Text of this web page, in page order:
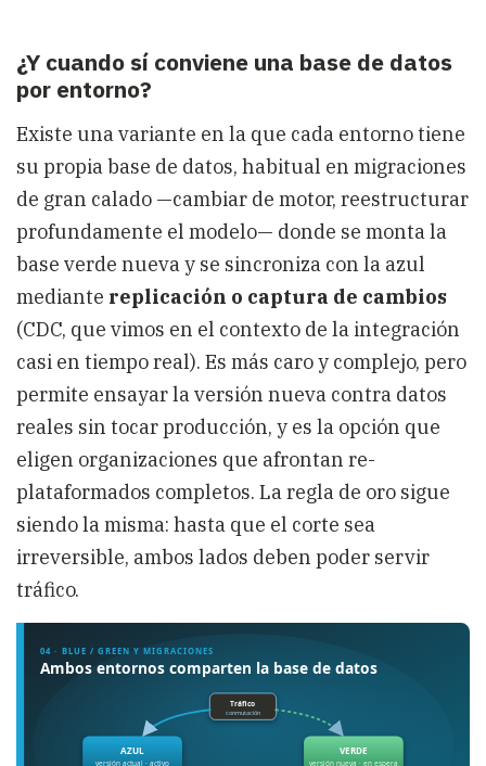
¿Y cuando sí conviene una base de datos
por entorno?
Existe una variante en la que cada entorno tiene
su propia base de datos, habitual en migraciones
de gran calado —cambiar de motor, reestructurar
profundamente el modelo— donde se monta la
base verde nueva y se sincroniza con la azul
mediante replicación o captura de cambios
(CDC, que vimos en el contexto de la integración
casi en tiempo real). Es más caro y complejo, pero
permite ensayar la versión nueva contra datos
reales sin tocar producción, y es la opción que
eligen organizaciones que afrontan re-
plataformados completos. La regla de oro sigue
siendo la misma: hasta que el corte sea
irreversible, ambos lados deben poder servir
tráfico.